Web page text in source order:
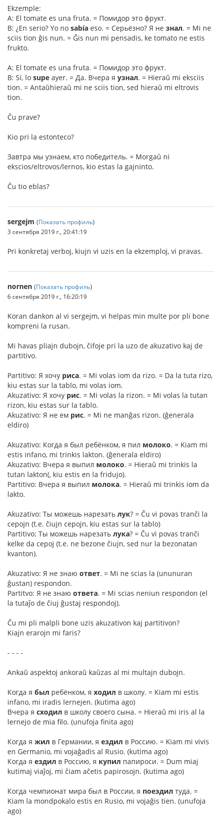
Ekzemple:
A: El tomate es una fruta. = Помидор это фрукт.
B: ¿En serio? Yo no sabía eso. = Серьёзно? Я не знал. = Mi ne
sciis tion ĝis nun. = Ĝis nun mi pensadis, ke tomato ne estis
frukto.
A: El tomate es una fruta. = Помидор это фрукт.
B: Sí, lo supe ayer. = Да. Вчера я узнал. = Hieraŭ mi eksciis
tion. = Antaŭhieraŭ mi ne sciis tion, sed hieraŭ mi eltrovis
tion.
Ĉu prave?
Kio pri la estonteco?
Завтра мы узнаем, кто победитель. = Morgaŭ ni
ekscios/eltrovos/lernos, kio estas la gajninto.
Ĉu tio eblas?
sergejm (Показать профиль)
3 сентября 2019 г., 20:41:19
Pri konkretaj verboj, kiujn vi uzis en la ekzemploj, vi pravas.
nornen (Показать профиль)
6 сентября 2019 г., 16:20:19
Koran dankon al vi sergejm, vi helpas min multe por pli bone
kompreni la rusan.
Mi havas pliajn dubojn, ĉifoje pri la uzo de akuzativo kaj de
partitivo.
Partitivo: Я хочу риса. = Mi volas iom da rizo. = Da la tuta rizo,
kiu estas sur la tablo, mi volas iom.
Akuzativo: Я хочу рис. = Mi volas la rizon. = Mi volas la tutan
rizon, kiu estas sur la tablo.
Akuzativo: Я не ем рис. = Mi ne manĝas rizon. (ĝenerala
eldiro)
Akuzativo: Когда я был ребёнком, я пил молоко. = Kiam mi
estis infano, mi trinkis lakton. (ĝenerala eldiro)
Akuzativo: Вчера я выпил молоко. = Hieraŭ mi trinkis la
tutan lakton(, kiu estis en la fridujo).
Partitivo: Вчера я выпил молока. = Hieraŭ mi trinkis iom da
lakto.
Akuzativo: Ты можешь нарезать лук? = Ĉu vi povas tranĉi la
cepojn (t.e. ĉiujn cepojn, kiu estas sur la tablo)
Partitivo: Ты можешь нарезать лука? = Ĉu vi povas tranĉi
kelke da cepoj (t.e. ne bezone ĉiujn, sed nur la bezonatan
kvanton).
Akuzativo: Я не знаю ответ. = Mi ne scias la (ununuran
ĝustan) respondon.
Partitvo: Я не знаю ответа. = Mi scias neniun respondon (el
la tutaĵo de ĉiuj ĝustaj respondoj).
Ĉu mi pli malpli bone uzis akuzativon kaj partitivon?
Kiajn erarojn mi faris?
- - - -
Ankaŭ aspektoj ankoraŭ kaŭzas al mi multajn dubojn.
Когда я был ребёнком, я ходил в школу. = Kiam mi estis
infano, mi iradis lernejen. (kutima ago)
Вчера я сходил в школу своего сына. = Hieraŭ mi iris al la
lernejo de mia filo. (unufoja finita ago)
Когда я жил в Германии, я ездил в Россию. = Kiam mi vivis
en Germanio, mi vojaĝadis al Rusio. (kutima ago)
Когда я ездил в Россию, я купил папироси. = Dum miaj
kutimaj viaĵoj, mi ĉiam aĉetis papirosojn. (kutima ago)
Когда чемпионат мира был в России, я поездил туда. =
Kiam la mondpokalo estis en Rusio, mi vojaĝis tien. (unufoja
ago)